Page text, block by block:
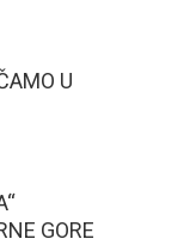
U
GORE